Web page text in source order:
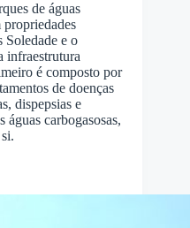
de águas
propriedades
Soledade e o
infraestrutura
é composto por
de doenças
dispepsias e
águas carbogasosas,